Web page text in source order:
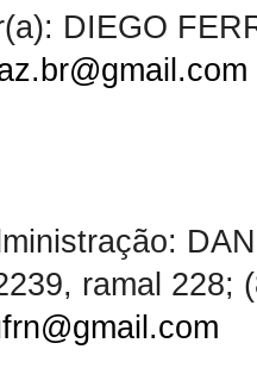
DIEGO
ramal 228;